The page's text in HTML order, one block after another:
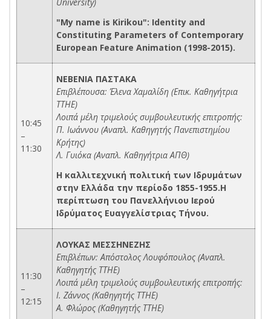
University)
"My name is Kirikou": Identity and
Constituting Parameters of Contemporary
European Feature Animation (1998-2015).
10:45
–
11:30
ΝΕΒΕΝΙΑ ΠΑΣΤΑΚΑ
Επιβλέπουσα: Έλενα Χαμαλίδη (Επικ. Καθηγήτρια
ΤΤΗΕ)
Λοιπά μέλη τριμελούς συμβουλευτικής επιτροπής:
Π. Ιωάννου (Αναπλ. Καθηγητής Πανεπιστημίου
Κρήτης)
Λ. Γυιόκα (Αναπλ. Καθηγήτρια ΑΠΘ)
Η καλλιτεχνική πολιτική των Ιδρυμάτων
στην Ελλάδα την περίοδο 1855-1955.Η
περίπτωση του Πανελλήνιου Ιερού
Ιδρύματος Ευαγγελίστριας Τήνου.
11:30
–
12:15
ΛΟΥΚΑΣ ΜΕΣΣΗΝΕΖΗΣ
Επιβλέπων: Απόστολος Λουφόπουλος (Αναπλ.
Καθηγητής ΤΤΗΕ)
Λοιπά μέλη τριμελούς συμβουλευτικής επιτροπής:
Ι. Ζάννος (Καθηγητής ΤΤΗΕ)
Α. Φλώρος (Καθηγητής ΤΤΗΕ)